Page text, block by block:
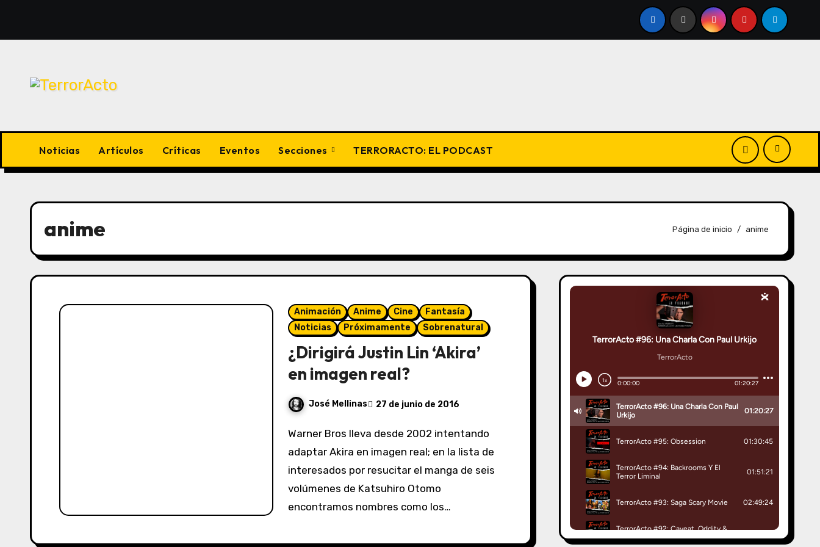
contenido
Noticias Artículos Críticas Eventos Secciones TERRORACTO: EL PODCAST
anime Página de inicio anime
Animación Anime Cine
Fantasía
Noticias
Próximamente Sobrenatural
¿Dirigirá Justin Lin ‘Akira’
en imagen real?
José Mellinas 27 de junio de 2016
Warner Bros lleva desde 2002 intentando
adaptar Akira en imagen real; en la lista de
interesados por resucitar el manga de seis
volúmenes de Katsuhiro Otomo
encontramos nombres como los…